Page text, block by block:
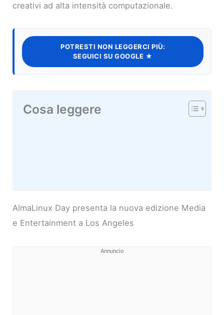
creativi ad alta intensità computazionale.
POTRESTI NON LEGGERCI PIÙ:
SEGUICI SU GOOGLE ★
Cosa leggere
AlmaLinux Day presenta la nuova edizione Media
e Entertainment a Los Angeles
Annuncio